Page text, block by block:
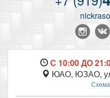
С 10:00 ДО
ЮАО, ЮЗАО,